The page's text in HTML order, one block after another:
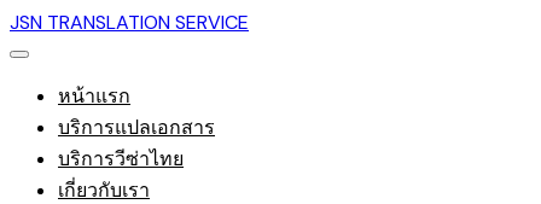
JSN TRANSLATION SERVICE
หน้าแรก
บริการแปลเอกสาร
บริการวีซ่าไทย
เกี่ยวกับเรา